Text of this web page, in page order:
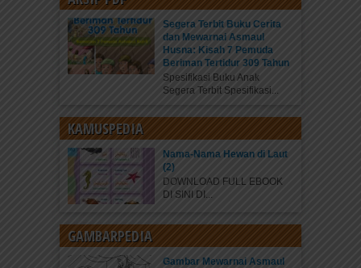
Segera Terbit Buku Cerita
dan Mewarnai Asmaul
Husna: Kisah 7 Pemuda
Beriman Tertidur 309 Tahun
Spesifikasi Buku Anak
Segera Terbit Spesifikasi...
KAMUSPEDIA
Nama-Nama Hewan di Laut
(2)
DOWNLOAD FULL EBOOK
DI SINI DI...
GAMBARPEDIA
Gambar Mewarnai Asmaul